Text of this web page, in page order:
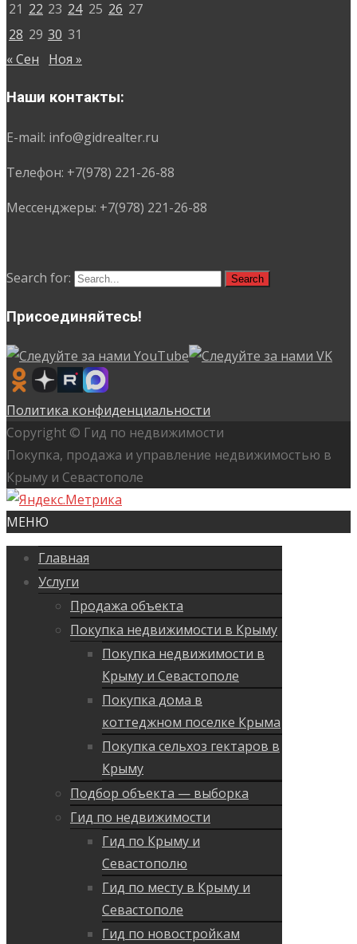
21 22 23 24 25 26 27
28 29 30 31
« Сен
Ноя »
Наши контакты:
E-mail: info@gidrealter.ru
Телефон: +7(978) 221-26-88
Мессенджеры: +7(978) 221-26-88
Search for:
Присоединяйтесь!
Политика конфиденциальности
Copyright © Гид по недвижимости
Покупка, продажа и управление недвижимостью в
Крыму и Севастополе
МЕНЮ
Главная
Услуги
Продажа объекта
Покупка недвижимости в Крыму
Покупка недвижимости в
Крыму и Севастополе
Покупка дома в
коттеджном поселке Крыма
Покупка сельхоз гектаров в
Крыму
Подбор объекта — выборка
Гид по недвижимости
Гид по Крыму и
Севастополю
Гид по месту в Крыму и
Севастополе
Гид по новостройкам